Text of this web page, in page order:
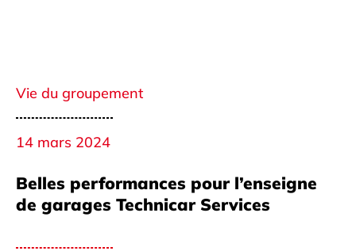
Vie du groupement
14 mars 2024
Belles performances pour l’enseigne
de garages Technicar Services